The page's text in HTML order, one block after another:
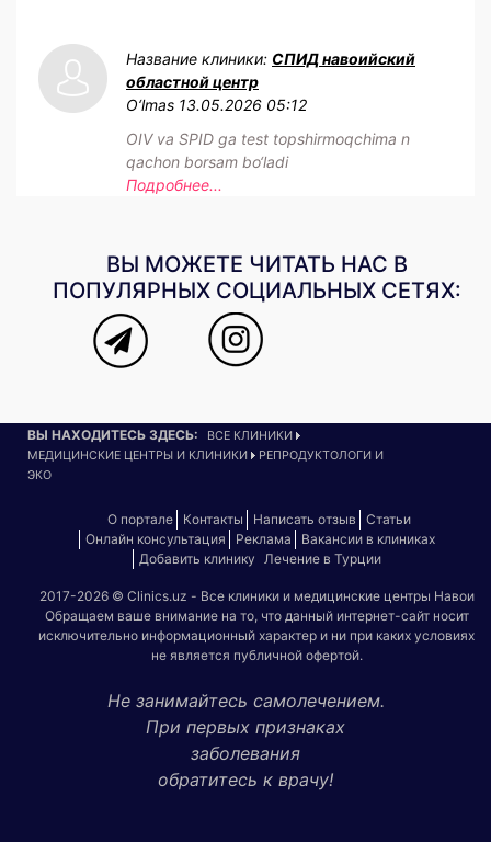
Название клиники: СПИД навоийский
областной центр
O‘lmas 13.05.2026 05:12
OIV va SPID ga test topshirmoqchima n
qachon borsam bo‘ladi
Подробнее...
ВЫ МОЖЕТЕ ЧИТАТЬ НАС В
ПОПУЛЯРНЫХ СОЦИАЛЬНЫХ СЕТЯХ:
ВЫ НАХОДИТЕСЬ ЗДЕСЬ:
ВСЕ КЛИНИКИ
МЕДИЦИНСКИЕ ЦЕНТРЫ И КЛИНИКИ
РЕПРОДУКТОЛОГИ И
ЭКО
О портале Контакты Написать отзыв
Статьи
Онлайн консультация
Реклама
Вакансии в клиниках
Добавить клинику
Лечение в Турции
2017-2026 © Clinics.uz - Все клиники и медицинские центры Навои
Обращаем ваше внимание на то, что данный интернет-сайт носит
исключительно информационный характер и ни при каких условиях
не является публичной офертой.
Не занимайтесь самолечением.
При первых признаках
заболевания
обратитесь к врачу!